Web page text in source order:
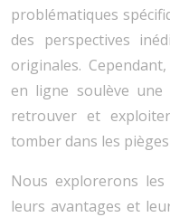
problématiques
des perspectives
originales.
en ligne soulève une
retrouver et
tomber dans les
Nous explorerons
leurs avantages et